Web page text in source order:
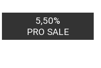
5,50%
PRO SALE